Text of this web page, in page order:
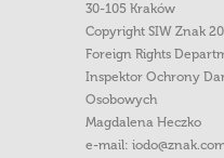
30-105 Kraków
Copyright SIW Znak
Foreign Rights
Inspektor Ochrony
Osobowych
Magdalena Heczko
e-mail: